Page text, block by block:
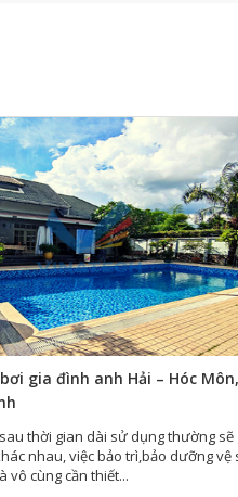
gia đình anh Hải – Hóc Môn,
thời gian dài sử dụng thường sẽ
nhau, việc bảo trì,bảo dưỡng vệ
vô cùng cần thiết...